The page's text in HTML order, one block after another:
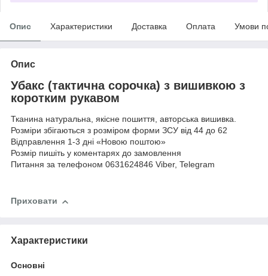
Опис Характеристики Доставка Оплата Умови
Опис
Убакс (тактична сорочка) з вишивкою з
коротким рукавом
Тканина натуральна, якісне пошиття, авторська вишивка.
Розміри збігаються з розміром форми ЗСУ від 44 до 62
Відправлення 1-3 дні «Новою поштою»
Розмір пишіть у коментарях до замовлення
Питання за телефоном 0631624846 Viber, Telegram
Приховати
Характеристики
Основні